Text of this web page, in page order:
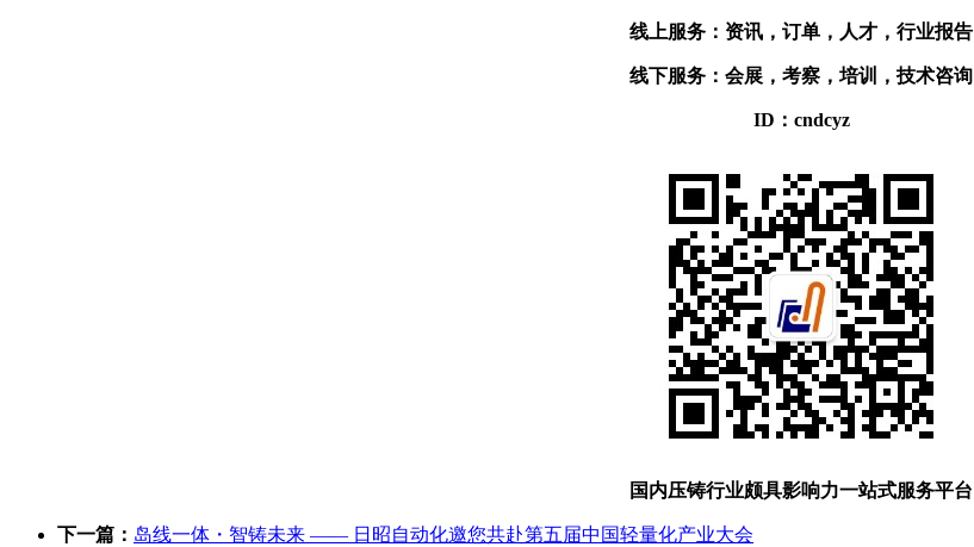
线上服务：资讯，订单，人才，行业报告
线下服务：会展，考察，培训，技术咨询
ID：cndcyz
国内压铸行业颇具影响力一站式服务平台
下一篇： 岛线一体・智铸未来 —— 日昭自动化邀您共赴第五届中国轻量化产业大会